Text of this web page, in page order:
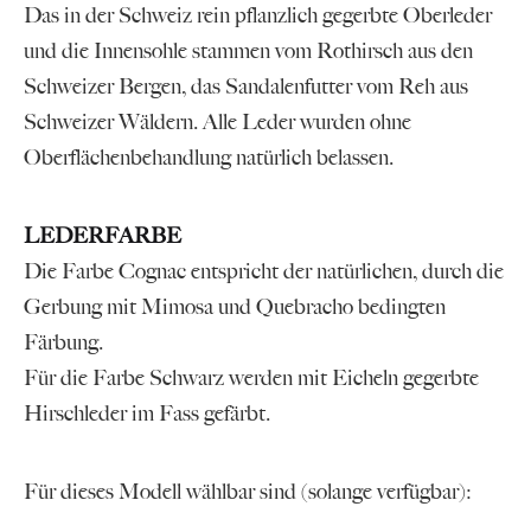
Das in der Schweiz rein pflanzlich gegerbte Oberleder
und die Innensohle stammen vom Rothirsch aus den
Schweizer Bergen, das Sandalenfutter vom Reh aus
Schweizer Wäldern. Alle Leder wurden ohne
Oberflächenbehandlung natürlich belassen.
LEDERFARBE
Die Farbe Cognac entspricht der natürlichen, durch die
Gerbung mit Mimosa und Quebracho bedingten
Färbung.
Für die Farbe Schwarz werden mit Eicheln gegerbte
Hirschleder im Fass gefärbt.
Für dieses Modell wählbar sind (solange verfügbar):